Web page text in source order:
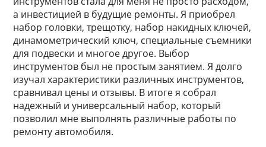
а инвестицией в будущие ремонты. Я приобрел
набор головки, трещотку, набор накидных ключей,
динамометрический ключ, специальные съемники
для подвески и многое другое. Выбор
инструментов был не простым занятием. Я долго
изучал характеристики различных инструментов,
сравнивал цены и отзывы. В итоге я собрал
надежный и универсальный набор, который
позволил мне выполнять различные работы по
ремонту автомобиля.